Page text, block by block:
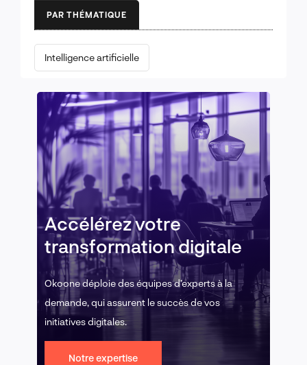
PAR THÉMATIQUE
Intelligence artificielle
Accélérez votre
transformation digitale
Okoone déploie des équipes d’experts à la
demande, qui assurent le succès de vos
initiatives digitales.
Notre expertise